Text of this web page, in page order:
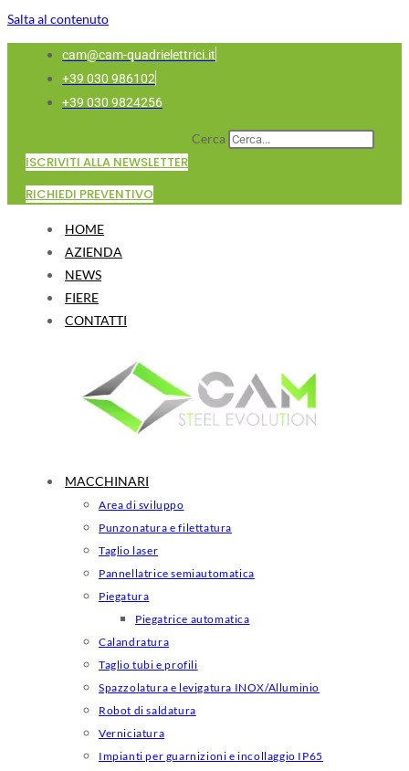
Salta al contenuto
cam@cam-quadrielettrici.it
+39 030 986102
+39 030 9824256
Cerca
ISCRIVITI ALLA NEWSLETTER
RICHIEDI PREVENTIVO
HOME
AZIENDA
NEWS
FIERE
CONTATTI
MACCHINARI
Area di sviluppo
Punzonatura e filettatura
Taglio laser
Pannellatrice semiautomatica
Piegatura
Piegatrice automatica
Calandratura
Taglio tubi e profili
Spazzolatura e levigatura INOX/Alluminio
Robot di saldatura
Verniciatura
Impianti per guarnizioni e incollaggio IP65